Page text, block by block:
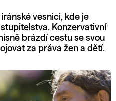
vesnici, kde je
Konzervativní
brázdí cestu se svou
za práva žen a dětí.